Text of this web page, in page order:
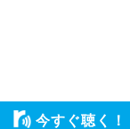
今すぐ聴く！